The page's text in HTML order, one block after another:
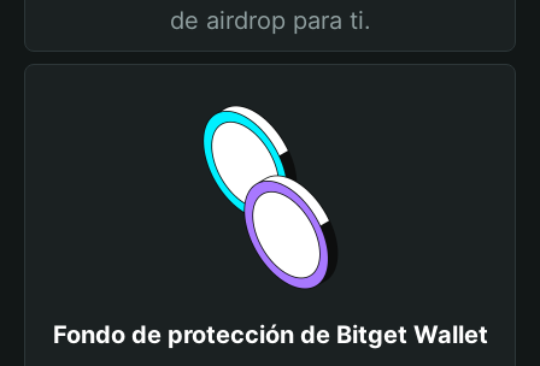
de airdrop para ti.
Fondo de protección de Bitget Wallet